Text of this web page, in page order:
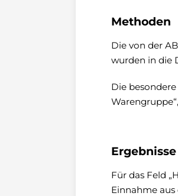
Methoden
Die von der
wurden in die
Die
Ergebnisse
Für das Feld
Einnahme